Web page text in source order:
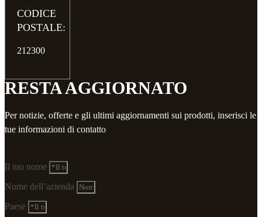
CODICE
POSTALE:
212300
RESTA AGGIORNATO
Per notizie, offerte e gli ultimi aggiornamenti sui prodotti, inserisci le
tue informazioni di contatto
Il tuo nome
Nome dell’azienda
Paese